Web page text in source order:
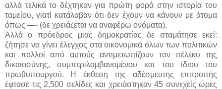
αλλά τελικά το δέχτηκαν για πρώτη φορά στην ιστορία του
ταμείου, γιατί κατάλαβαν ότι δεν έχουν να κάνουν με άτομα
όπως —- (δε χρειάζεται να αναφέρω ονόματα).
Αλλά ο πρόεδρος μιας δημοκρατίας δε σταμάτησε εκεί:
ζήτησε να γίνει έλεγχος στα οικονομικά όλων των πολιτικών
και πολλοί από αυτούς αντιμετωπίζουν τον πέλεκυ της
δικαιοσύνης, συμπεριλαμβανομένου και του ίδιου του
πρωθυπουργού. Η έκθεση της αδέσμευτης επιτροπής
έφτασε τις 2,500 σελίδες και χρειάστηκαν 45 συνεχείς ώρες